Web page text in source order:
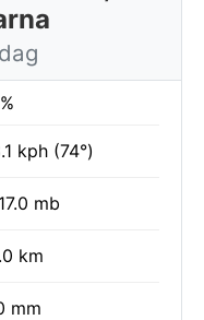
kph (74°)
mb
km
mm